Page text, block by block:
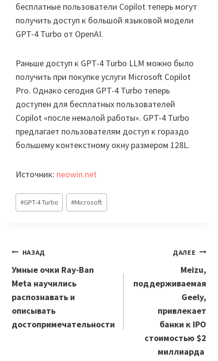
бесплатные пользователи Copilot теперь могут
получить доступ к большой языковой модели
GPT-4 Turbo от OpenAI.
Раньше доступ к GPT-4 Turbo LLM можно было
получить при покупке услуги Microsoft Copilot
Pro. Однако сегодня GPT-4 Turbo теперь
доступен для бесплатных пользователей
Copilot «после немалой работы». GPT-4 Turbo
предлагает пользователям доступ к гораздо
большему контекстному окну размером 128L.
Источник: neowin.net
Метки
записи:
#GPT-4 Turbo #Microsoft
Навигация
по
записям
НАЗАД
Умные очки Ray-Ban
Meta научились
распознавать и
описывать
достопримечательности
ДАЛЕЕ
Meizu,
поддерживаемая
Geely,
привлекает
банки к IPO
стоимостью $2
миллиарда